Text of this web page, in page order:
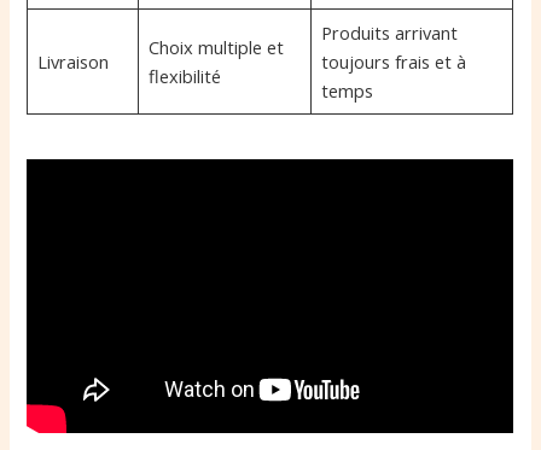
Livraison
Choix multiple et
flexibilité
Produits arrivant
toujours frais et à
temps